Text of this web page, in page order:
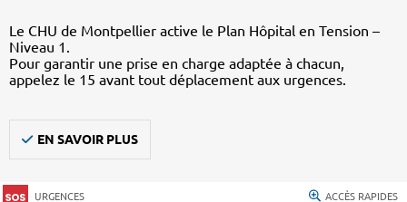
Le CHU de Montpellier active le Plan Hôpital en Tension –
Niveau 1.
Pour garantir une prise en charge adaptée à chacun,
appelez le 15 avant tout déplacement aux urgences.
EN SAVOIR PLUS
URGENCES ACCÈS RAPIDES